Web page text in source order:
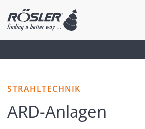
STRAHLTECHNIK
ARD-Anlagen